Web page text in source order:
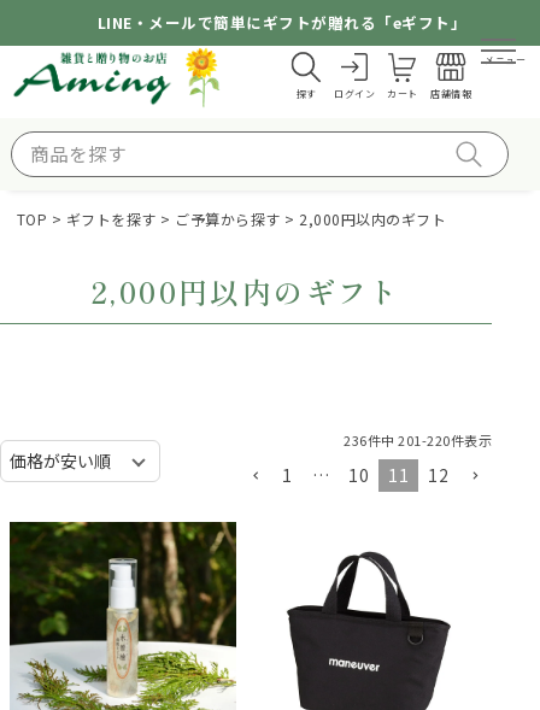
LINE・メールで簡単にギフトが贈れる「eギフト」
探す ログイン カート 店舗情報
メニュー
TOP ギフトを探す ご予算から探す 2,000円以内のギフト
2,000円以内のギフト
236件中 201-220件表示
1 … 10 11 12